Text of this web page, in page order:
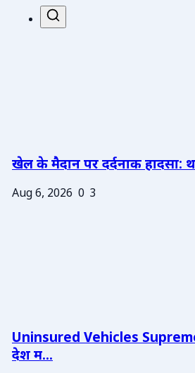
खेल के मैदान पर दर्दनाक हादसा:
Aug 6, 2026 0 3
Uninsured Vehicles
देश म...